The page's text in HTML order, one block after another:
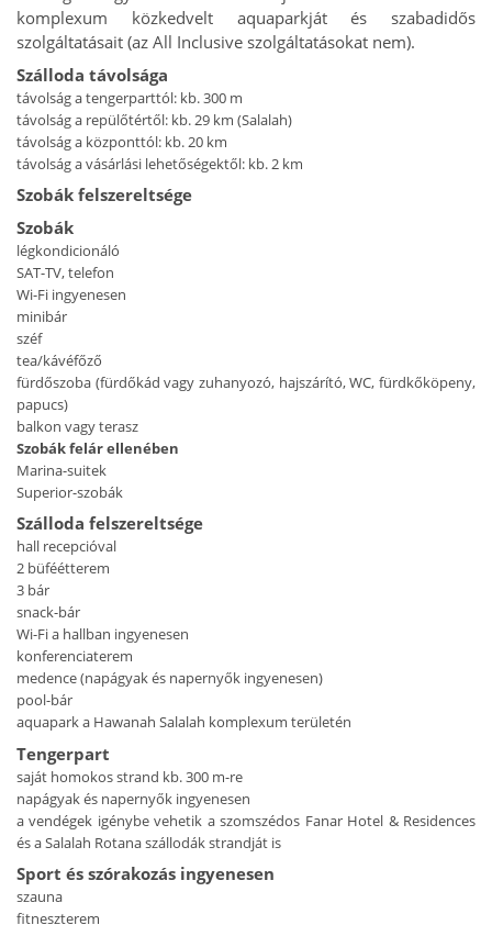
komplexum közkedvelt aquaparkját és szabadidős
szolgáltatásait (az All Inclusive szolgáltatásokat nem).
Szálloda távolsága
távolság a tengerparttól: kb. 300 m
távolság a repülőtértől: kb. 29 km (Salalah)
távolság a központtól: kb. 20 km
távolság a vásárlási lehetőségektől: kb. 2 km
Szobák felszereltsége
Szobák
légkondicionáló
SAT-TV, telefon
Wi-Fi ingyenesen
minibár
széf
tea/kávéfőző
fürdőszoba (fürdőkád vagy zuhanyozó, hajszárító, WC, fürdkőköpeny,
papucs)
balkon vagy terasz
Szobák felár ellenében
Marina-suitek
Superior-szobák
Szálloda felszereltsége
hall recepcióval
2 büféétterem
3 bár
snack-bár
Wi-Fi a hallban ingyenesen
konferenciaterem
medence (napágyak és napernyők ingyenesen)
pool-bár
aquapark a Hawanah Salalah komplexum területén
Tengerpart
saját homokos strand kb. 300 m-re
napágyak és napernyők ingyenesen
a vendégek igénybe vehetik a szomszédos Fanar Hotel & Residences
és a Salalah Rotana szállodák strandját is
Sport és szórakozás ingyenesen
szauna
fitneszterem